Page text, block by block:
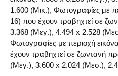
1.600 (Μικ.), Φωτογραφίες με
16) που έχουν τραβηχτεί σε
3.368 (Μεγ.), 4.494 x 2.528
Φωτογραφίες με περιοχή
έχουν τραβηχτεί σε ζωντανή
(Μεγ.), 3.600 x 2.024 (Μεσ.),